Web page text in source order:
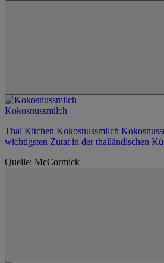
Kokosnussmilch
Thai Kitchen Kokosnussmilch
wichtigsten Zutat in der thailändischen
Quelle: McCormick